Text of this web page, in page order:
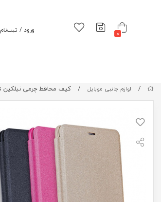
0 ورود / ثبت‌نام
/ لوازم جانبی موبایل / کیف محافظ چرمی نیلکین Nillkin Sparkle Leather Case For Xiaomi 5S Plus